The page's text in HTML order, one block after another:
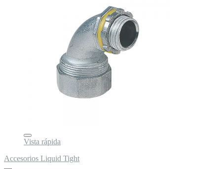
Vista rápida
Accesorios Liquid Tight